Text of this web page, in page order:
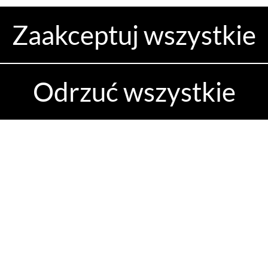
749.99
Zaakceptuj wszystkie
Odrzuć wszystkie